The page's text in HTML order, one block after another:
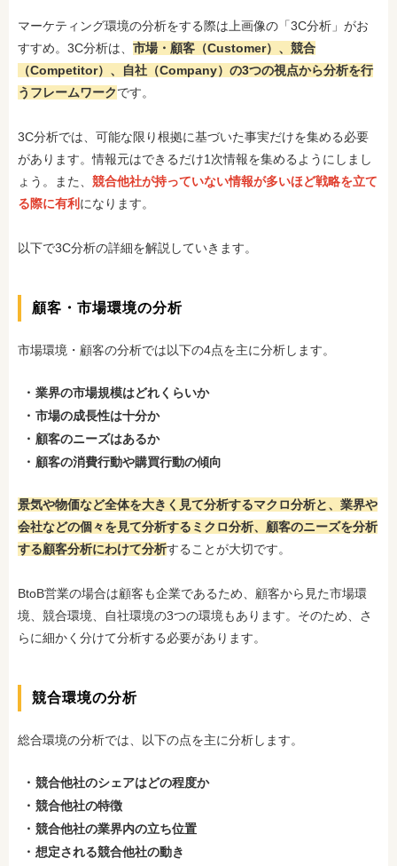
マーケティング環境の分析をする際は上画像の「3C分析」がお
すすめ。3C分析は、 市場・顧客（Customer）、競合
（Competitor）、自社（Company）の3つの視点から分析を行
うフレームワークです。
3C分析では、可能な限り根拠に基づいた事実だけを集める必要
があります。情報元はできるだけ1次情報を集めるようにしまし
ょう。また、 競合他社が持っていない情報が多いほど戦略を立て
る際に有利 になります。
以下で3C分析の詳細を解説していきます。
顧客・市場環境の分析
市場環境・顧客の分析では以下の4点を主に分析します。
業界の市場規模はどれくらいか
市場の成長性は十分か
顧客のニーズはあるか
顧客の消費行動や購買行動の傾向
景気や物価など全体を大きく見て分析するマクロ分析と、業界や
会社などの個々を見て分析するミクロ分析、顧客のニーズを分析
する顧客分析にわけて分析することが大切です。
BtoB営業の場合は顧客も企業であるため、顧客から見た市場環
境、競合環境、自社環境の3つの環境もあります。そのため、さ
らに細かく分けて分析する必要があります。
競合環境の分析
総合環境の分析では、以下の点を主に分析します。
競合他社のシェアはどの程度か
競合他社の特徴
競合他社の業界内の立ち位置
想定される競合他社の動き